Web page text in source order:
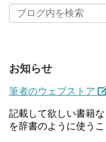
お知らせ
筆者のウェブストア
記載して欲しい書籍
を辞書のように使うこ